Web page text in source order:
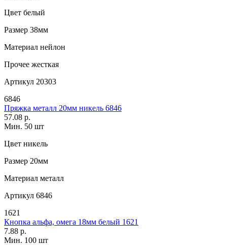
Цвет белый
Размер 38мм
Материал нейлон
Прочее жесткая
Артикул 20303
6846
Пряжка металл 20мм никель 6846
57.08 р.
Мин. 50 шт
Цвет никель
Размер 20мм
Материал металл
Артикул 6846
1621
Кнопка альфа, омега 18мм белый 1621
7.88 р.
Мин. 100 шт